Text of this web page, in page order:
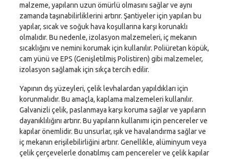
malzeme, yapıların uzun ömürlü olmasını sağlar ve aynı
zamanda taşınabilirliklerini artırır. Şantiyeler için yapılan bu
yapılar, sıcak ve soğuk hava koşullarına karşı korunaklı
olmalıdır. Bu nedenle, izolasyon malzemeleri, iç mekanın
sıcaklığını ve nemini korumak için kullanılır. Poliüretan köpük,
cam yünü ve EPS (Genişletilmiş Polistiren) gibi malzemeler,
izolasyon sağlamak için sıkça tercih edilir.
Yapının dış yüzeyleri, çelik levhalardan yapıldıkları için
korunmalıdır. Bu amaçla, kaplama malzemeleri kullanılır.
Galvanizli çelik, paslanmaya karşı koruma sağlar ve yapıların
dayanıklılığını artırır. Bu yapıların kullanımı için pencereler ve
kapılar önemlidir. Bu unsurlar, ışık ve havalandırma sağlar ve
iç mekanın erişilebilirliğini artırır. Genellikle, alüminyum veya
çelik çerçevelerle donatılmış cam pencereler ve çelik kapılar